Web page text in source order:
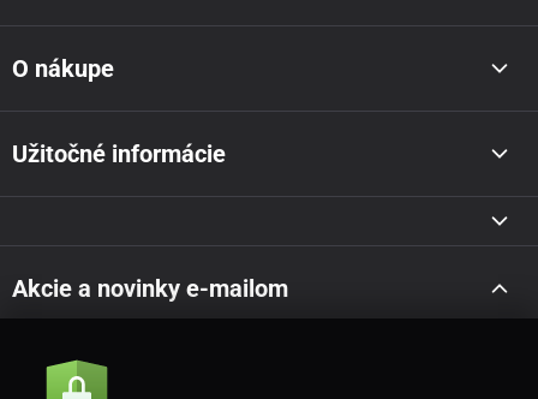
O nákupe
Užitočné informácie
Akcie a novinky e-mailom